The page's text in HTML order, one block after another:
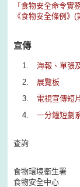
「食物安全命令實
《食物安全條例》(
宣傳
海報、單張
展覽板
電視宣傳短
一分鐘短劇
查詢
食物環境衞生署
食物安全中心